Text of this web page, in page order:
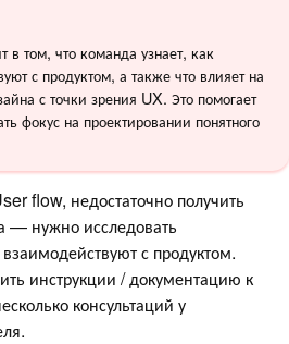
в том, что команда узнает, как
с продуктом, а также что влияет на
с точки зрения UX. Это помогает
фокус на проектировании понятного
flow, недостаточно получить
— нужно исследовать
с продуктом.
инструкции / документацию к
консультаций у